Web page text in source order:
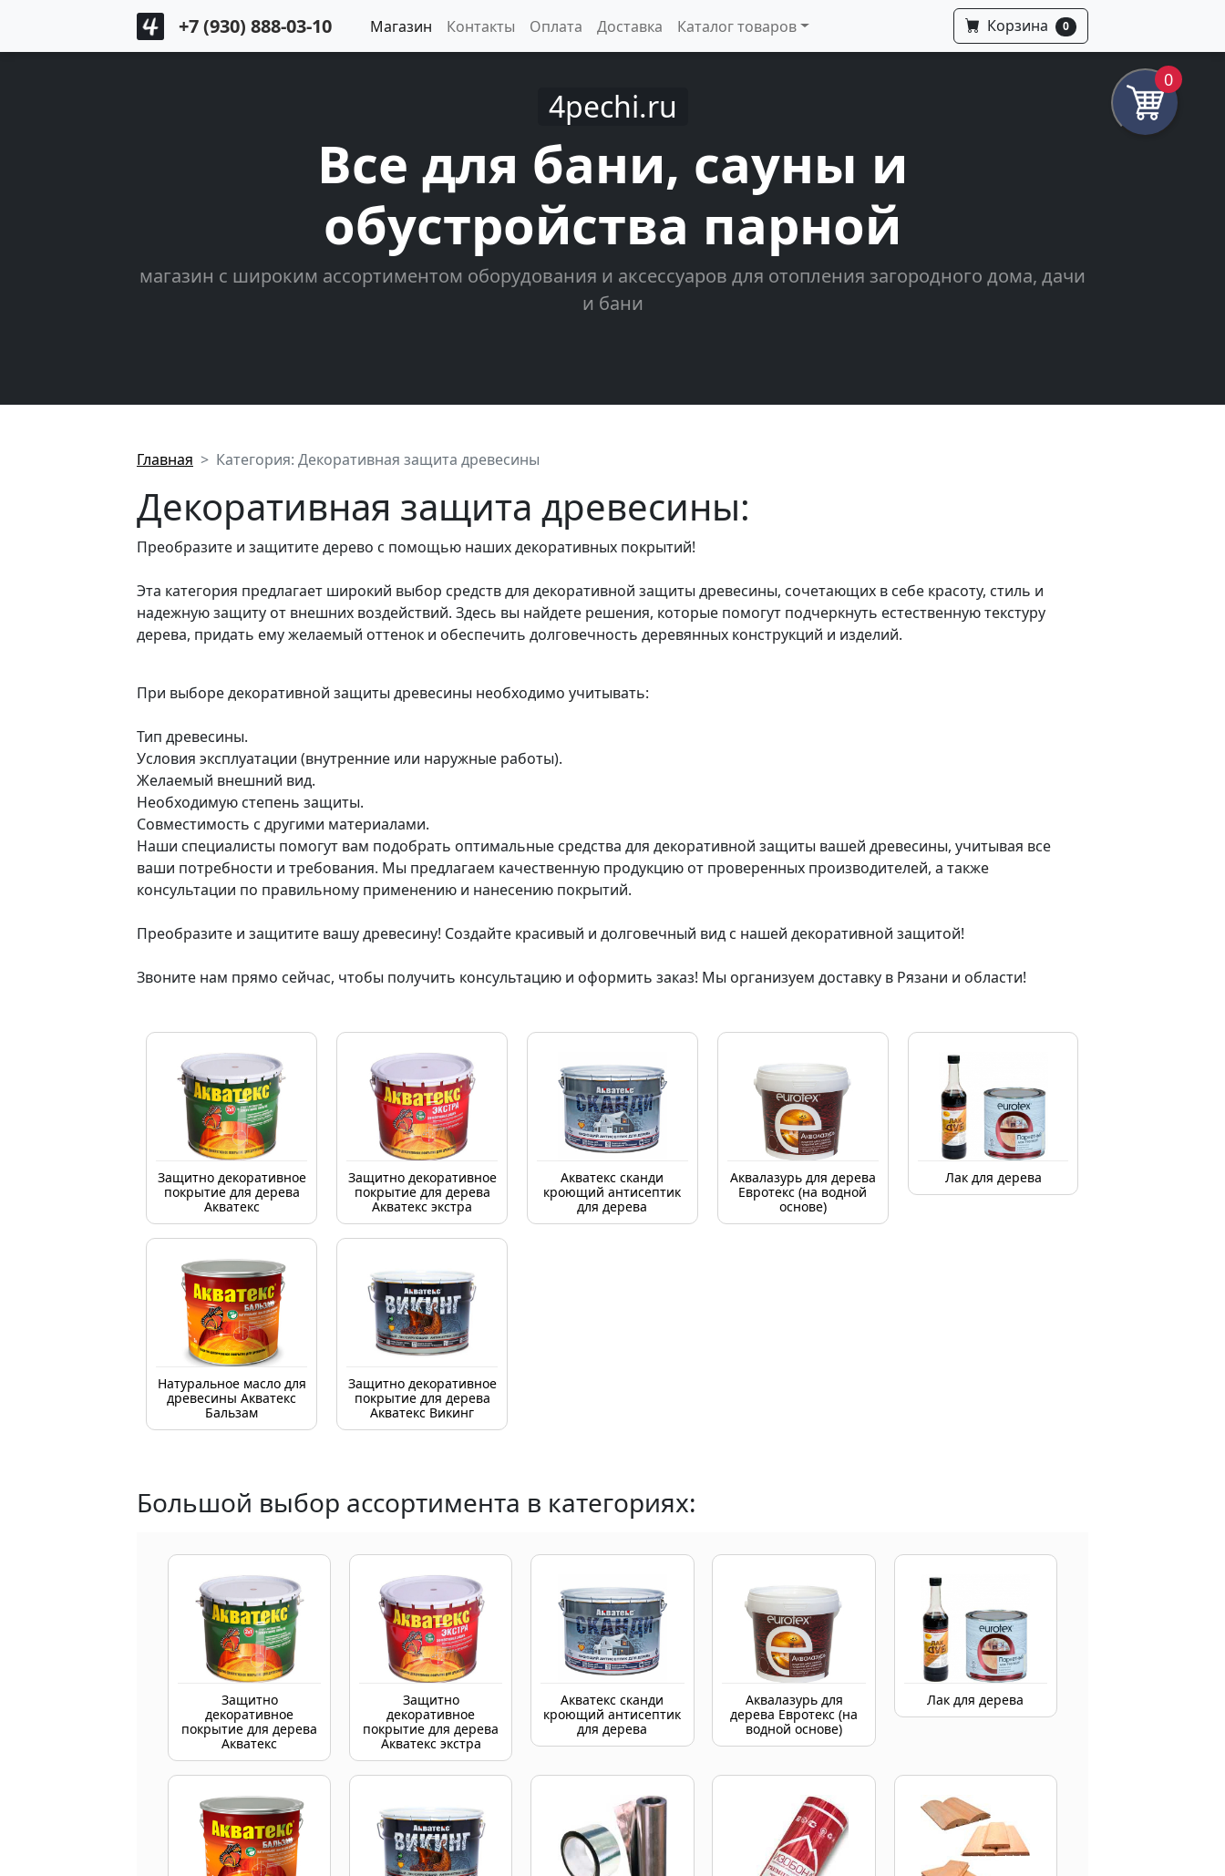
+7 (930) 888-03-10 Магазин Контакты Оплата Доставка Каталог товаров Корзина 0
4pechi.ru
Все для бани, сауны и
обустройства парной
магазин с широким ассортиментом оборудования и аксессуаров для отопления загородного дома, дачи
и бани
Главная Категория: Декоративная защита древесины
Декоративная защита древесины:
Преобразите и защитите дерево с помощью наших декоративных покрытий!
Эта категория предлагает широкий выбор средств для декоративной защиты древесины, сочетающих в себе красоту, стиль и
надежную защиту от внешних воздействий. Здесь вы найдете решения, которые помогут подчеркнуть естественную текстуру
дерева, придать ему желаемый оттенок и обеспечить долговечность деревянных конструкций и изделий.
При выборе декоративной защиты древесины необходимо учитывать:
Тип древесины.
Условия эксплуатации (внутренние или наружные работы).
Желаемый внешний вид.
Необходимую степень защиты.
Совместимость с другими материалами.
Наши специалисты помогут вам подобрать оптимальные средства для декоративной защиты вашей древесины, учитывая все
ваши потребности и требования. Мы предлагаем качественную продукцию от проверенных производителей, а также
консультации по правильному применению и нанесению покрытий.
Преобразите и защитите вашу древесину! Создайте красивый и долговечный вид с нашей декоративной защитой!
Звоните нам прямо сейчас, чтобы получить консультацию и оформить заказ! Мы организуем доставку в Рязани и области!
Защитно декоративное
покрытие для дерева
Акватекс
Защитно декоративное
покрытие для дерева
Акватекс экстра
Акватекс сканди
кроющий антисептик
для дерева
Аквалазурь для дерева
Евротекс (на водной
основе)
Лак для дерева
Натуральное масло для
древесины Акватекс
Бальзам
Защитно декоративное
покрытие для дерева
Акватекс Викинг
Большой выбор ассортимента в категориях:
Защитно
декоративное
покрытие для дерева
Акватекс
Защитно
декоративное
покрытие для дерева
Акватекс экстра
Акватекс сканди
кроющий антисептик
для дерева
Аквалазурь для
дерева Евротекс (на
водной основе)
Лак для дерева
0